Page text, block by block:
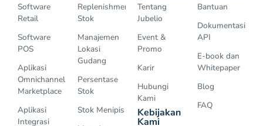
Software
Retail
Software
POS
Aplikasi
Omnichannel
Marketplace
Aplikasi
Integrasi
Replenishment
Stok
Manajemen
Lokasi
Gudang
Persentase
Stok
Stok Menipis
Tentang
Jubelio
Event &
Promo
Karir
Hubungi
Kami
Kebijakan
Kami
Bantuan
Dokumentasi
API
E-book dan
Whitepaper
Blog
FAQ